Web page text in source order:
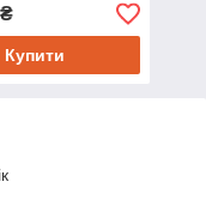
Купити